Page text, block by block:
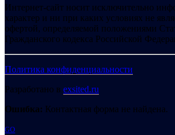
Интернет-сайт носит исключительно
характер и ни при каких условиях не
офертой, определяемой положениями
Гражданского кодекса Российской
Политика конфиденциальности
Разработано в exsited.ru
Ошибка: Контактная форма не найдена.
GO